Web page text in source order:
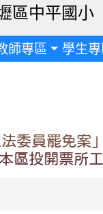
師專區 學生
委員罷免案
區投開票所